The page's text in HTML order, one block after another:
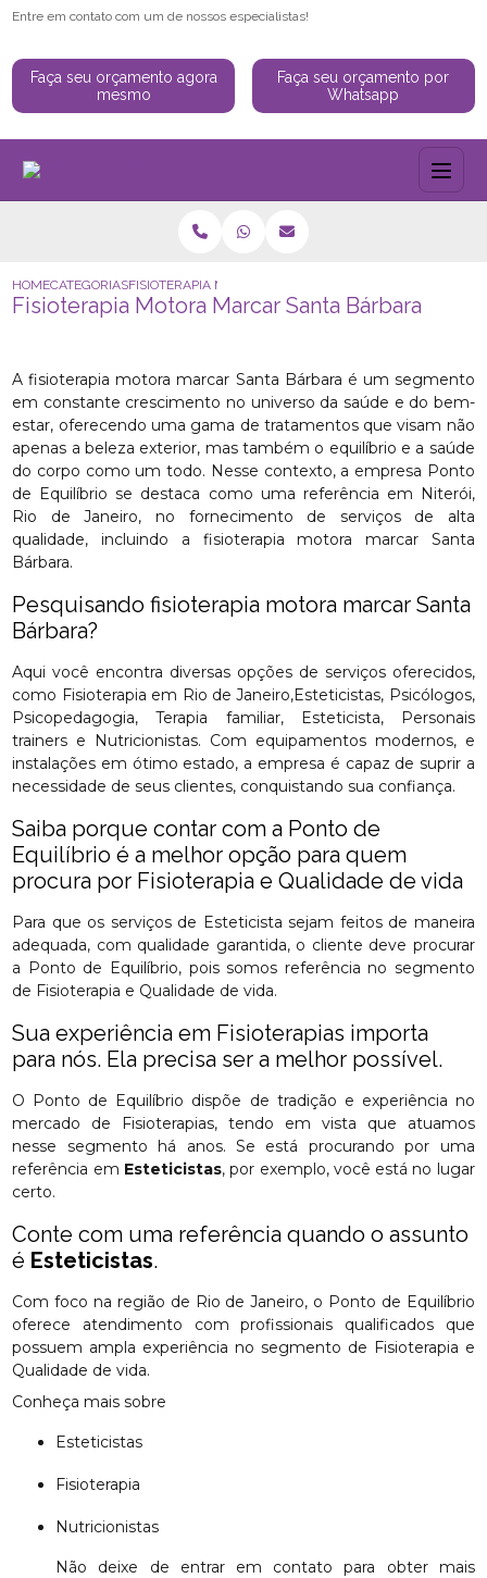
Entre em contato com um de nossos especialistas!
Faça seu orçamento agora
mesmo
Faça seu orçamento por
Whatsapp
HOMECATEGORIASFISIOTERAPIA MOTORA MARCAR SANTA BÁRBARA
Fisioterapia Motora Marcar Santa Bárbara
A fisioterapia motora marcar Santa Bárbara é um segmento
em constante crescimento no universo da saúde e do bem-
estar, oferecendo uma gama de tratamentos que visam não
apenas a beleza exterior, mas também o equilíbrio e a saúde
do corpo como um todo. Nesse contexto, a empresa Ponto
de Equilíbrio se destaca como uma referência em Niterói,
Rio de Janeiro, no fornecimento de serviços de alta
qualidade, incluindo a fisioterapia motora marcar Santa
Bárbara.
Pesquisando fisioterapia motora marcar Santa
Bárbara?
Aqui você encontra diversas opções de serviços oferecidos,
como Fisioterapia em Rio de Janeiro,Esteticistas, Psicólogos,
Psicopedagogia, Terapia familiar, Esteticista, Personais
trainers e Nutricionistas. Com equipamentos modernos, e
instalações em ótimo estado, a empresa é capaz de suprir a
necessidade de seus clientes, conquistando sua confiança.
Saiba porque contar com a Ponto de
Equilíbrio é a melhor opção para quem
procura por Fisioterapia e Qualidade de vida
Para que os serviços de Esteticista sejam feitos de maneira
adequada, com qualidade garantida, o cliente deve procurar
a Ponto de Equilíbrio, pois somos referência no segmento
de Fisioterapia e Qualidade de vida.
Sua experiência em Fisioterapias importa
para nós. Ela precisa ser a melhor possível.
O Ponto de Equilíbrio dispõe de tradição e experiência no
mercado de Fisioterapias, tendo em vista que atuamos
nesse segmento há anos. Se está procurando por uma
referência em Esteticistas, por exemplo, você está no lugar
certo.
Conte com uma referência quando o assunto
é Esteticistas.
Com foco na região de Rio de Janeiro, o Ponto de Equilíbrio
oferece atendimento com profissionais qualificados que
possuem ampla experiência no segmento de Fisioterapia e
Qualidade de vida.
Conheça mais sobre
Esteticistas
Fisioterapia
Nutricionistas
Não deixe de entrar em contato para obter mais